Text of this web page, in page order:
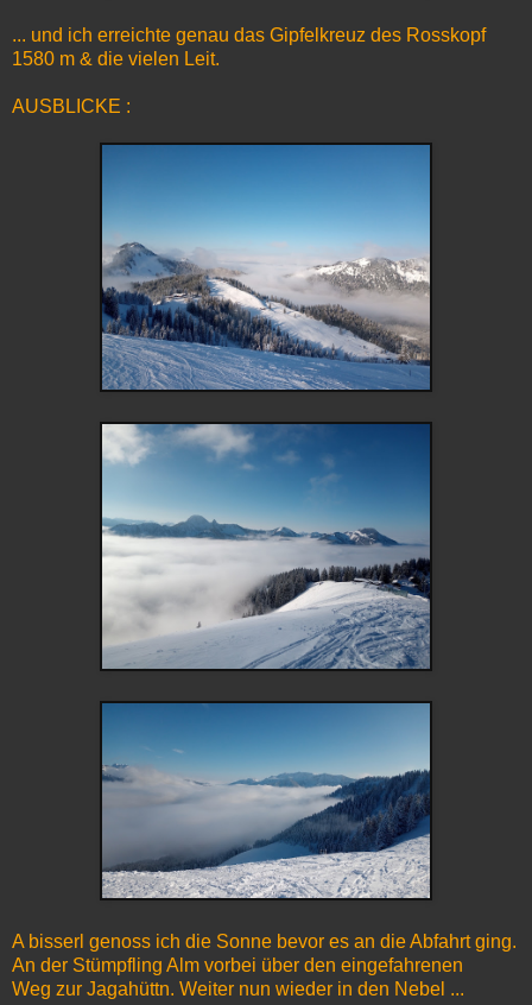
... und ich erreichte genau das Gipfelkreuz des Rosskopf
1580 m & die vielen Leit.
AUSBLICKE :
A bisserl genoss ich die Sonne bevor es an die Abfahrt ging.
An der Stümpfling Alm vorbei über den eingefahrenen
Weg zur Jagahüttn. Weiter nun wieder in den Nebel ...